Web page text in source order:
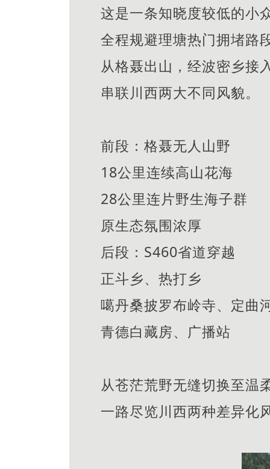
这是一条知晓度较低的小
全程规避理塘热门拥堵路
从格聂出山，经波密乡接
串联川西两大不同风貌。
前段：格聂无人山野
18公里连续高山花海
28公里连片野生海子群
原生态氛围浓厚
后段：S460省道穿越
正斗乡、热打乡
噶丹桑披罗布岭寺、定曲
青德白藏房、广播站
从苍茫荒野无缝切换至温
一路尽览川西两种差异化